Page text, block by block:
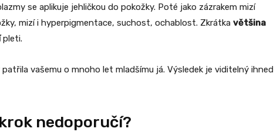
se aplikuje jehličkou do pokožky. Poté jako zázrakem mizí
mizí i hyperpigmentace, suchost, ochablost. Zkrátka většina
pleti.
vašemu o mnoho let mladšímu já. Výsledek je viditelný ihned
nedoporučí?